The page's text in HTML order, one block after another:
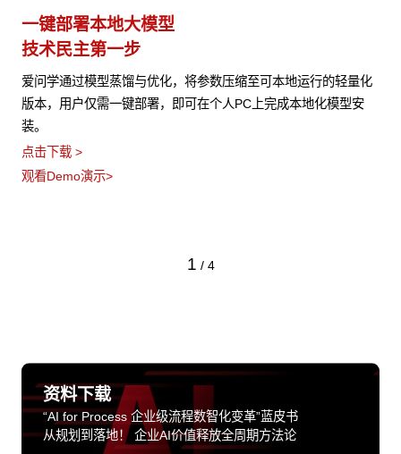
一键部署本地大模型
技术民主第一步
爱问学通过模型蒸馏与优化，将参数压缩至可本地运行的轻量化
版本，用户仅需一键部署，即可在个人PC上完成本地化模型安
装。
点击下载 >
观看Demo演示>
1 / 4
资料下载
“AI for Process 企业级流程数智化变革”蓝皮书
从规划到落地！ 企业AI价值释放全周期方法论